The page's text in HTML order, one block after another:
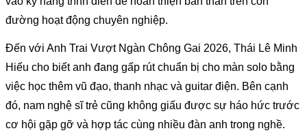
đường hoạt động chuyên nghiệp.
Đến với Anh Trai Vượt Ngàn Chông Gai 2026, Thái Lê Minh
Hiếu cho biết anh đang gấp rút chuẩn bị cho màn solo bằng
việc học thêm vũ đạo, thanh nhạc và guitar điện. Bên cạnh
đó, nam nghệ sĩ trẻ cũng không giấu được sự háo hức trước
cơ hội gặp gỡ và hợp tác cùng nhiều đàn anh trong nghề.